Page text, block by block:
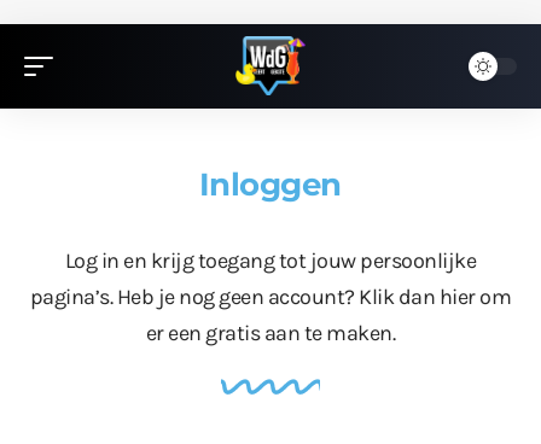
Inloggen
Log in en krijg toegang tot jouw persoonlijke
pagina’s. Heb je nog geen account? Klik dan hierom
er een gratis aan te maken.